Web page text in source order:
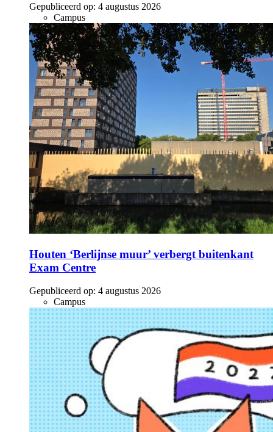
Gepubliceerd op: 4 augustus 2026
Campus
Houten ‘Berlijnse muur’ verbergt buitenkant
Exam Centre
Gepubliceerd op: 4 augustus 2026
Campus